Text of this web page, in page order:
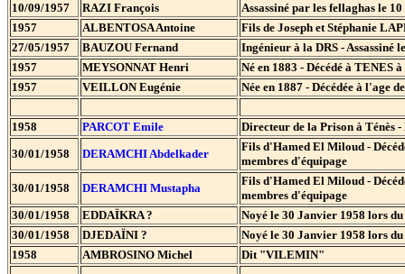
10/09/1957
RAZI François
Assassiné par les fellaghas le
1957
ALBENTOSA Antoine
Fils de Joseph et Stéphanie
27/05/1957
BAUZOU Fernand
Ingénieur à la DRS - Assassiné
1957
MEYSONNAT Henri
Né en 1883 - Décédé à TENES à
1957
VEILLON Eugénie Née en 1887 - Décédée à l'age
1958 PARCOT Emile
Directeur de la Prison à Ténès
30/01/1958
DERAMCHI Abdelkader
Fils d'Hamed El Miloud -
membres d'équipage
30/01/1958
DERAMCHI Mustapha
Fils d'Hamed El Miloud -
membres d'équipage
30/01/1958
EDDAÏKRA ?
Noyé le 30 Janvier 1958 lors
30/01/1958
DJEDAÏNI ?
Noyé le 30 Janvier 1958 lors
1958
AMBROSINO Michel Dit "VILEMIN"